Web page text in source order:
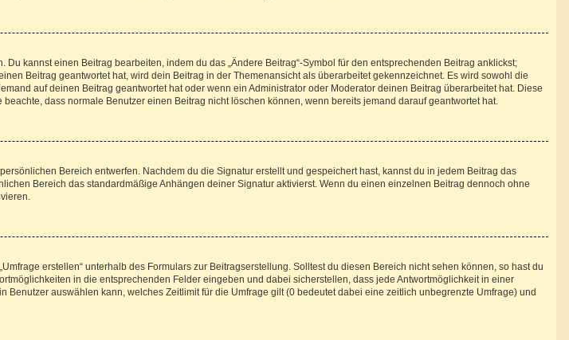
kannst einen Beitrag bearbeiten, indem du das „Ändere Beitrag“-Symbol für den entsprechenden Beitrag anklickst;
Beitrag geantwortet hat, wird dein Beitrag in der Themenansicht als überarbeitet gekennzeichnet. Es wird sowohl die
auf deinen Beitrag geantwortet hat oder wenn ein Administrator oder Moderator deinen Beitrag überarbeitet hat. Diese
dass normale Benutzer einen Beitrag nicht löschen können, wenn bereits jemand darauf geantwortet hat.
Bereich entwerfen. Nachdem du die Signatur erstellt und gespeichert hast, kannst du in jedem Beitrag das
Bereich das standardmäßige Anhängen deiner Signatur aktivierst. Wenn du einen einzelnen Beitrag dennoch ohne
erstellen“ unterhalb des Formulars zur Beitragserstellung. Solltest du diesen Bereich nicht sehen können, so hast du
in die entsprechenden Felder eingeben und dabei sicherstellen, dass jede Antwortmöglichkeit in einer
auswählen kann, welches Zeitlimit für die Umfrage gilt (0 bedeutet dabei eine zeitlich unbegrenzte Umfrage) und